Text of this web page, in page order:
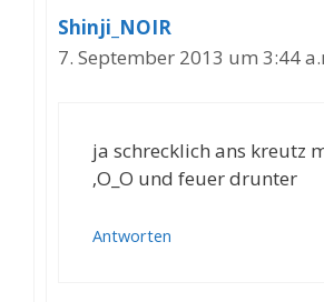
Shinji_NOIR
7. September 2013 um 3:44
ja schrecklich ans kreutz
‚O_O und feuer drunter
Antworten